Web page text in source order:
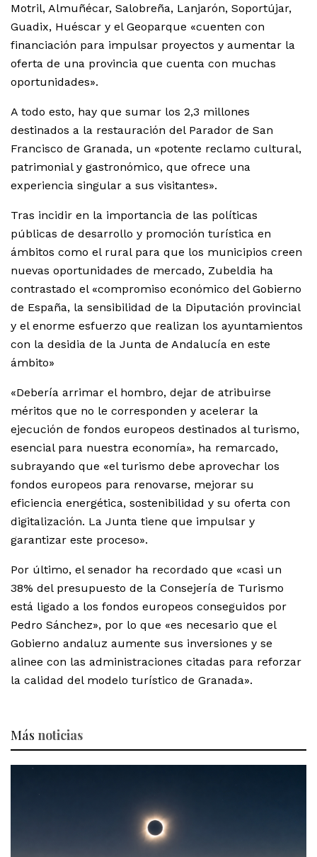
Motril, Almuñécar, Salobreña, Lanjarón, Soportújar,
Guadix, Huéscar y el Geoparque «cuenten con
financiación para impulsar proyectos y aumentar la
oferta de una provincia que cuenta con muchas
oportunidades».
A todo esto, hay que sumar los 2,3 millones
destinados a la restauración del Parador de San
Francisco de Granada, un «potente reclamo cultural,
patrimonial y gastronómico, que ofrece una
experiencia singular a sus visitantes».
Tras incidir en la importancia de las políticas
públicas de desarrollo y promoción turística en
ámbitos como el rural para que los municipios creen
nuevas oportunidades de mercado, Zubeldia ha
contrastado el «compromiso económico del Gobierno
de España, la sensibilidad de la Diputación provincial
y el enorme esfuerzo que realizan los ayuntamientos
con la desidia de la Junta de Andalucía en este
ámbito»
«Debería arrimar el hombro, dejar de atribuirse
méritos que no le corresponden y acelerar la
ejecución de fondos europeos destinados al turismo,
esencial para nuestra economía», ha remarcado,
subrayando que «el turismo debe aprovechar los
fondos europeos para renovarse, mejorar su
eficiencia energética, sostenibilidad y su oferta con
digitalización. La Junta tiene que impulsar y
garantizar este proceso».
Por último, el senador ha recordado que «casi un
38% del presupuesto de la Consejería de Turismo
está ligado a los fondos europeos conseguidos por
Pedro Sánchez», por lo que «es necesario que el
Gobierno andaluz aumente sus inversiones y se
alinee con las administraciones citadas para reforzar
la calidad del modelo turístico de Granada».
Más noticias